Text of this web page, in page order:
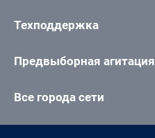
Техподдержка
Предвыборная агитация
Все города сети